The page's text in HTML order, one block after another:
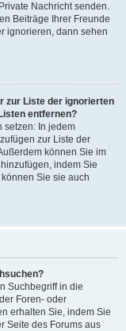
Nachricht senden.
Beiträge Ihrer Freunde
ignorieren, dann sehen
zur Liste der ignorierten
entfernen?
setzen: In jedem
zur Liste der
können Sie im
indem Sie
Sie sie auch
Suchbegriff in die
Foren- oder
erhalten Sie, indem Sie
Seite des Forums aus